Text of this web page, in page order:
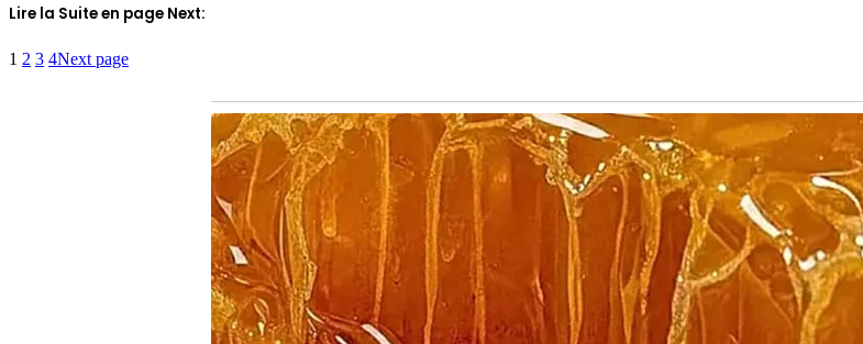
Lire la Suite en page Next:
1 2 3 4Next page